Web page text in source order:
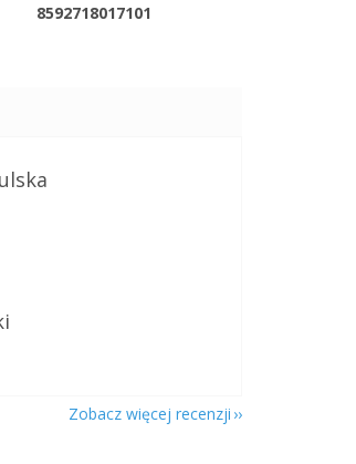
8592718017101
na 5 gwiazdek.
na 5 gwiazdek.
Zobacz więcej recenzji